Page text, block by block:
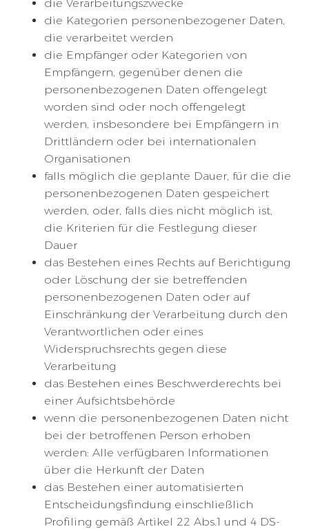
die Verarbeitungszwecke
die Kategorien personenbezogener Daten,
die verarbeitet werden
die Empfänger oder Kategorien von
Empfängern, gegenüber denen die
personenbezogenen Daten offengelegt
worden sind oder noch offengelegt
werden, insbesondere bei Empfängern in
Drittländern oder bei internationalen
Organisationen
falls möglich die geplante Dauer, für die die
personenbezogenen Daten gespeichert
werden, oder, falls dies nicht möglich ist,
die Kriterien für die Festlegung dieser
Dauer
das Bestehen eines Rechts auf Berichtigung
oder Löschung der sie betreffenden
personenbezogenen Daten oder auf
Einschränkung der Verarbeitung durch den
Verantwortlichen oder eines
Widerspruchsrechts gegen diese
Verarbeitung
das Bestehen eines Beschwerderechts bei
einer Aufsichtsbehörde
wenn die personenbezogenen Daten nicht
bei der betroffenen Person erhoben
werden: Alle verfügbaren Informationen
über die Herkunft der Daten
das Bestehen einer automatisierten
Entscheidungsfindung einschließlich
Profiling gemäß Artikel 22 Abs.1 und 4 DS-